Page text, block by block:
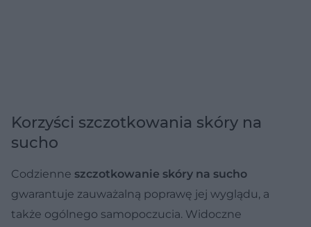
Korzyści szczotkowania skóry na
sucho
Codzienne szczotkowanie skóry na sucho
gwarantuje zauważalną poprawę jej wyglądu, a
także ogólnego samopoczucia. Widoczne